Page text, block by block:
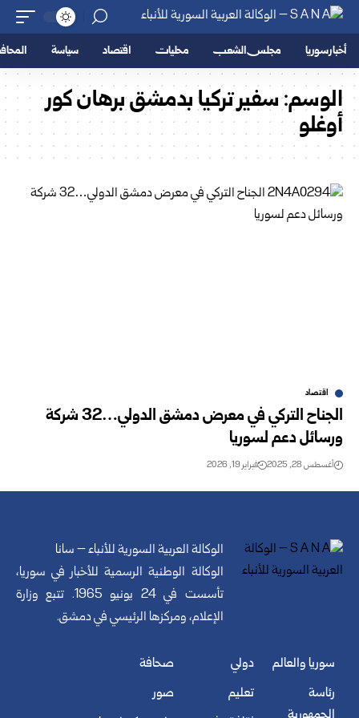
أخبار سوريا مجلس الشعب محليات اقتصاد سياسة
الوسم:سفير تركيا بدمشق برهان كور
أوغلو
اقتصاد
الجناح التركي في معرض دمشق الدولي…32 شركة
ورسائل دعم لسوريا
أغسطس 28, 2025 فبراير 19, 2026
الوكالة العربية السورية للأنباء – سانا
الوكالة الوطنية الرسمية للأخبار في سوريا،
تأسست في 24 يونيو 1965. تتبع وزارة
الإعلام، ومركزها الرئيسي في دمشق.
سوريا والعالم
رئاسة
دولي
تعليم
صحافة
صور